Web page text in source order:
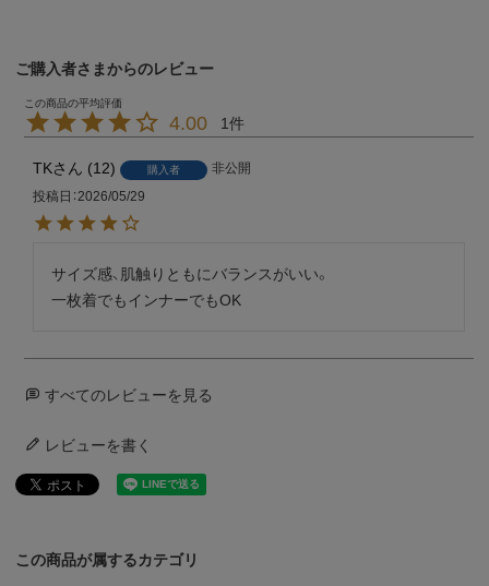
ご購入者さまからのレビュー
4.00 1
TK 12 購入者
非公開
投稿日 2026/05/29
サイズ感、肌触りともにバランスがいい。
一枚着でもインナーでもOK
すべてのレビューを見る
レビューを書く
この商品が属するカテゴリ